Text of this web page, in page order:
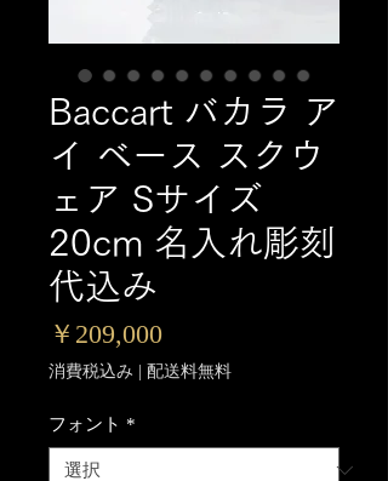
Baccart バカラ ア
イ ベース スクウ
ェア Sサイズ
20cm 名入れ彫刻
代込み
￥209,000価
格
消費税込み | 配送料無料
フォント *